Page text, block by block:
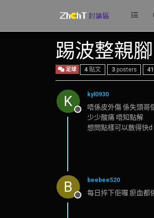
踢波整親腳
足球 4 貼文 3 posters
K
離線
kyl0930
唔係皮外傷 係失頭哥
少少酸痛 唔知點解
想問點樣可以散得快d
B
離線
beebee520
每日捽下佢囉 瘀血都